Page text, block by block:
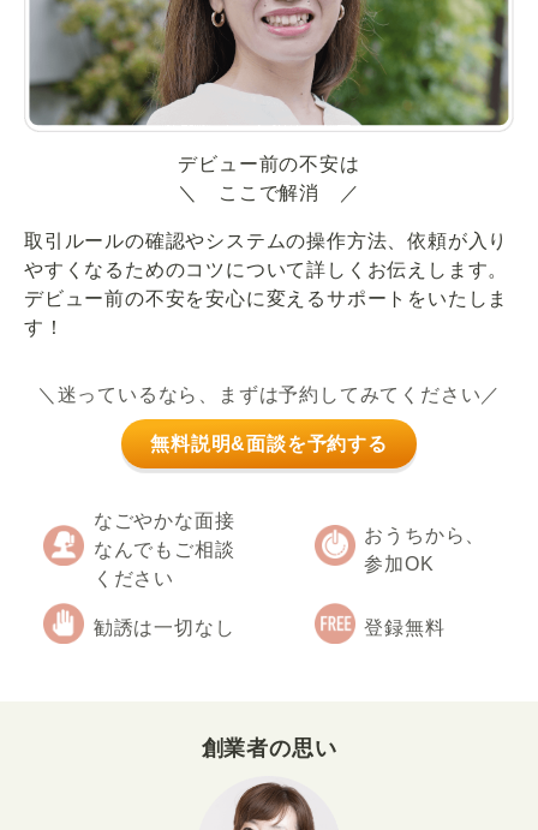
デビュー前の不安は
＼ ここで解消 ／
取引ルールの確認やシステムの操作方法、依頼が入り
やすくなるためのコツについて詳しくお伝えします。
デビュー前の不安を安心に変えるサポートをいたしま
す！
＼迷っているなら、まずは予約してみてください／
無料説明&面談を予約する
なごやかな面接
なんでもご相談
ください
おうちから、
参加OK
勧誘は一切なし 登録無料
創業者の思い